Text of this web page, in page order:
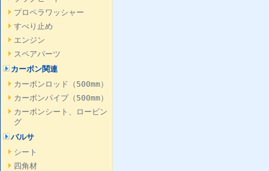
プロペラワッシャー
すべり止め
エンジン
スペアパーツ
カーボン関連
カーボンロッド（500mm）
カーボンパイプ（500mm）
カーボンシート、ロービン
グ
バルサ
シート
四角材